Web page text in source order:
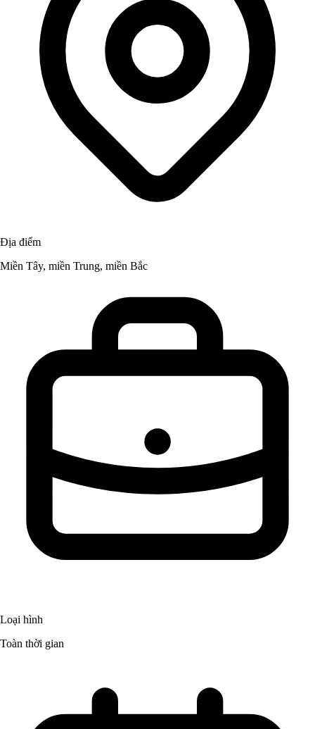
Địa điểm
Miền Tây, miền Trung, miền Bắc
Loại hình
Toàn thời gian